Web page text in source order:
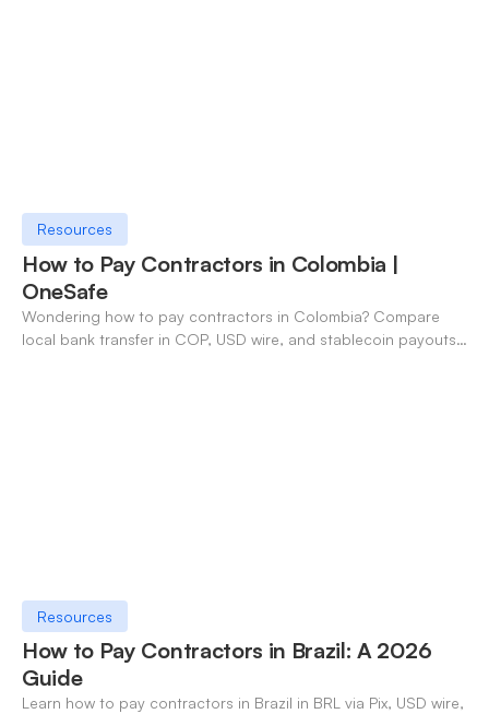
Resources
How to Pay Contractors in Colombia |
OneSafe
Wondering how to pay contractors in Colombia? Compare
local bank transfer in COP, USD wire, and stablecoin payouts.
Resources
How to Pay Contractors in Brazil: A 2026
Guide
Learn how to pay contractors in Brazil in BRL via Pix, USD wire,